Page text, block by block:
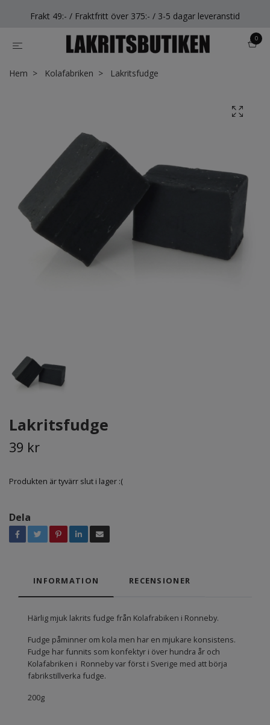
Frakt 49:- / Fraktfritt över 375:- / 3-5 dagar leveranstid
0
Hem Kolafabriken Lakritsfudge
Lakritsfudge
39 kr
Produkten är tyvärr slut i lager :(
Dela
INFORMATION RECENSIONER
Härlig mjuk lakrits fudge från Kolafrabiken i Ronneby.
Fudge påminner om kola men har en mjukare konsistens.
Fudge har funnits som konfektyr i över hundra år och
Kolafabriken i Ronneby var först i Sverige med att börja
fabrikstillverka fudge.
200g